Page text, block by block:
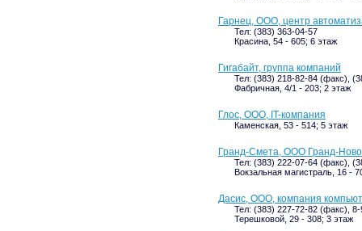
Гарнец, ООО, центр
Тел: (383) 363-04-57
Красина, 54 - 605; 6 этаж
Гигабайт, группа компаний
Тел: (383) 218-82-84 (факс),
Фабричная, 4/1 - 203; 2 этаж
Глос, ООО, IT-компания
Каменская, 53 - 514; 5 этаж
Гранд-Смета, ООО Гранд-
Тел: (383) 222-07-64 (факс),
Вокзальная магистраль, 16 -
Дасис, ООО, компания
Тел: (383) 227-72-82 (факс),
Терешковой, 29 - 308; 3 этаж